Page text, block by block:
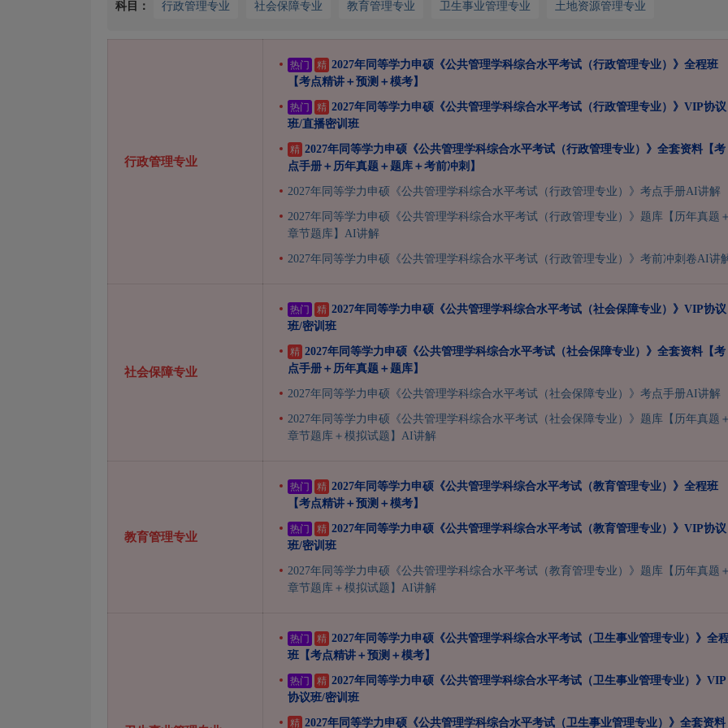
科目： 行政管理专业 社会保障专业 教育管理专业 卫生事业管理专业 土地资源管理专业
行政管理专业
热门 精 2027年同等学力申硕《公共管理学科综合水平考试（行政管理专业）》全程班
【考点精讲＋预测＋模考】
热门 精 2027年同等学力申硕《公共管理学科综合水平考试（行政管理专业）》VIP协议
班/直播密训班
精 2027年同等学力申硕《公共管理学科综合水平考试（行政管理专业）》全套资料【考
点手册＋历年真题＋题库＋考前冲刺】
2027年同等学力申硕《公共管理学科综合水平考试（行政管理专业）》考点手册AI讲解
2027年同等学力申硕《公共管理学科综合水平考试（行政管理专业）》题库【历年真题
章节题库】AI讲解
2027年同等学力申硕《公共管理学科综合水平考试（行政管理专业）》考前冲刺卷AI讲
社会保障专业
热门 精 2027年同等学力申硕《公共管理学科综合水平考试（社会保障专业）》VIP协议
班/密训班
精 2027年同等学力申硕《公共管理学科综合水平考试（社会保障专业）》全套资料【考
点手册＋历年真题＋题库】
2027年同等学力申硕《公共管理学科综合水平考试（社会保障专业）》考点手册AI讲解
2027年同等学力申硕《公共管理学科综合水平考试（社会保障专业）》题库【历年真题
章节题库＋模拟试题】AI讲解
教育管理专业
热门 精 2027年同等学力申硕《公共管理学科综合水平考试（教育管理专业）》全程班
【考点精讲＋预测＋模考】
热门 精 2027年同等学力申硕《公共管理学科综合水平考试（教育管理专业）》VIP协议
班/密训班
2027年同等学力申硕《公共管理学科综合水平考试（教育管理专业）》题库【历年真题
章节题库＋模拟试题】AI讲解
热门 精 2027年同等学力申硕《公共管理学科综合水平考试（卫生事业管理专业）》全
班【考点精讲＋预测＋模考】
热门 精 2027年同等学力申硕《公共管理学科综合水平考试（卫生事业管理专业）》VIP
协议班/密训班
精 2027年同等学力申硕《公共管理学科综合水平考试（卫生事业管理专业）》全套资料